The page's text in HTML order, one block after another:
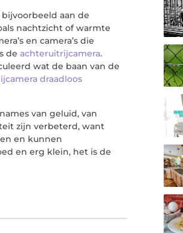
aan de
nachtzicht of warmte
en camera’s die
de achteruitrijcamera.
wat de baan van de
draadloos
van geluid, van
zijn verbeterd, want
en kunnen
en erg klein, het is de